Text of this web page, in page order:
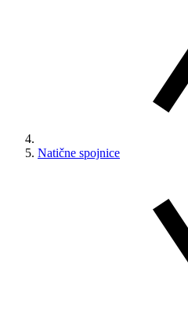
Natične spojnice